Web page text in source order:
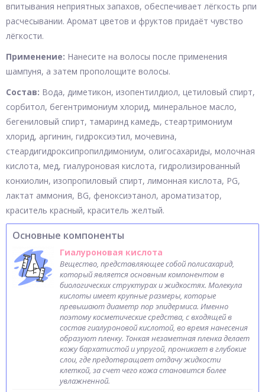
впитывания неприятных запахов, обеспечивает лёгкость рпи
расчесывании. Аромат цветов и фруктов придаёт чувство
лёгкости.
Применение: Нанесите на волосы после применения
шампуня, а затем прополощите волосы.
Состав: Вода, диметикон, изопентилдиол, цетиловый спирт,
сорбитол, бегентримониум хлорид, минеральное масло,
бегениловый спирт, тамаринд камедь, стеартримониум
хлорид, аргинин, гидроксиэтил, мочевина,
стеардигидроксипропилдимониум, олигосахариды, молочная
кислота, мед, гиалуроновая кислота, гидролизированный
конхиолин, изопропиловый спирт, лимонная кислота, PG,
лактат аммония, BG, феноксиэтанол, ароматизатор,
краситель красный, краситель желтый.
Основные компоненты
Гиалуроновая кислота
Вещество, представляющее собой полисахарид,
который является основным компонентом в
биологических структурах и жидкостях. Молекула
кислоты имеет крупные размеры, которые
превышают диаметр пор эпидермиса. Именно
поэтому косметические средства, с входящей в
состав гиалуроновой кислотой, во время нанесения
образуют пленку. Тонкая незаметная пленка делает
кожу бархатистой и упругой, проникает в глубокие
слои, где предотвращает отдачу жидкости
клеткой, за счет чего кожа становится более
увлажненной.